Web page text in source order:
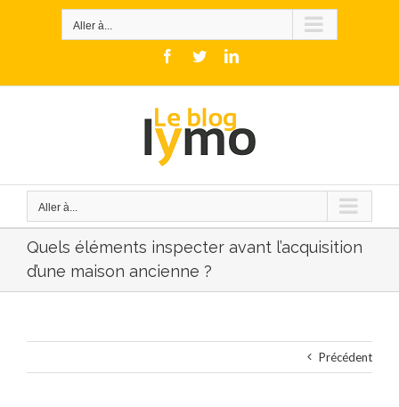
Aller à...
Facebook
TwitterLinkedIn
Aller à...
Quels éléments inspecter avant l’acquisition
d’une maison ancienne ?
Précédent